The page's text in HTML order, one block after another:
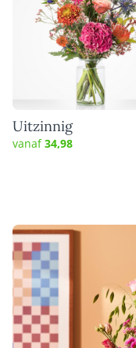
Uitzinnig
vanaf34,98